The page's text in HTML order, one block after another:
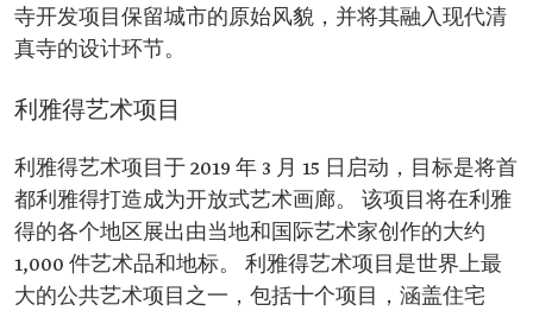
寺开发项目保留城市的原始风貌，并将其融入现代清
真寺的设计环节。
利雅得艺术项目
利雅得艺术项目于 2019 年 3 月 15 日启动，目标是将首
都利雅得打造成为开放式艺术画廊。 该项目将在利雅
得的各个地区展出由当地和国际艺术家创作的大约
1,000 件艺术品和地标。 利雅得艺术项目是世界上最
大的公共艺术项目之一，包括十个项目，涵盖住宅